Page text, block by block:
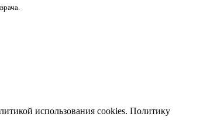
использования cookies. Политику